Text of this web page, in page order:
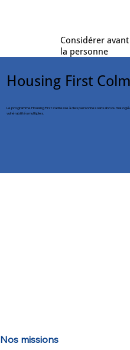
Considérer
la personne
Nos missions
Housing First
Le programme Housing First s’adresse à des personnes sans abri ou mal
vulnérabilités multiples.